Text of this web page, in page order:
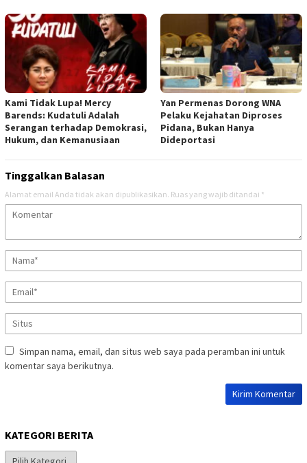
Kami Tidak Lupa! Mercy
Barends: Kudatuli Adalah
Serangan terhadap Demokrasi,
Hukum, dan Kemanusiaan
Yan Permenas Dorong WNA
Pelaku Kejahatan Diproses
Pidana, Bukan Hanya
Dideportasi
Tinggalkan Balasan
Alamat email Anda tidak akan dipublikasikan. Ruas yang wajib ditandai *
Simpan nama, email, dan situs web saya pada peramban ini untuk
komentar saya berikutnya.
KATEGORI BERITA
Kategori